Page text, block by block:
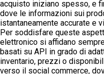
acquisto iniziano spesso, e
dove le informazioni sui
istantaneamente accurate e
Per soddisfare queste
elettronico si affidano
basati su API in grado di
inventario, prezzi o
verso il social commerce,